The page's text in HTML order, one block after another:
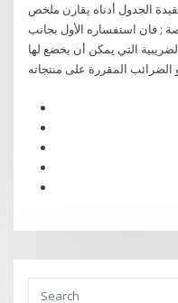
الجدول أدناه يقارن ملخص
; فان استفساره الأول بجانب
التي يمكن أن يخضع لها
الضرائب المقررة على منتجاته